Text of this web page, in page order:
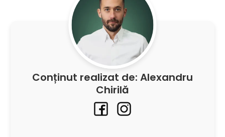
Conținut realizat de: Alexandru
Chirilă